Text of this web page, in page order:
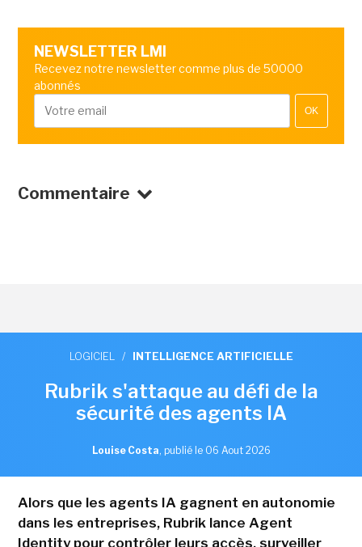
NEWSLETTER LMI
Recevez notre newsletter comme plus de 50000
abonnés
OK
Commentaire
LOGICIEL / INTELLIGENCE ARTIFICIELLE
Rubrik s'attaque au défi de la
sécurité des agents IA
Louise Costa, publié le 06 Aout 2026
Alors que les agents IA gagnent en autonomie
dans les entreprises, Rubrik lance Agent
Identity pour contrôler leurs accès, surveiller